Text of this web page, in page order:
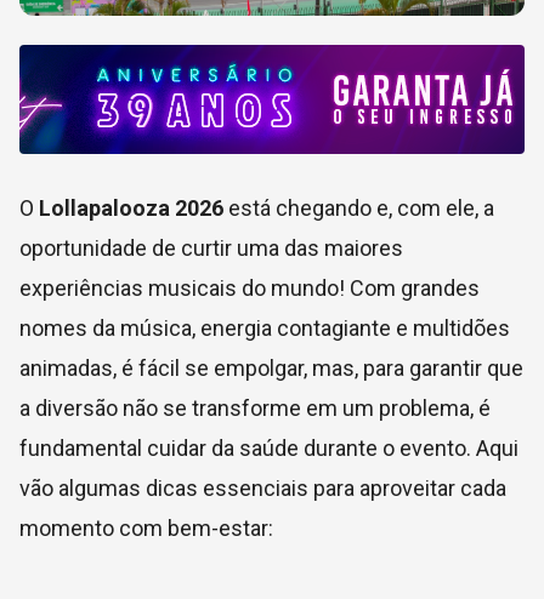
O Lollapalooza 2026 está chegando e, com ele, a
oportunidade de curtir uma das maiores
experiências musicais do mundo! Com grandes
nomes da música, energia contagiante e multidões
animadas, é fácil se empolgar, mas, para garantir que
a diversão não se transforme em um problema, é
fundamental cuidar da saúde durante o evento. Aqui
vão algumas dicas essenciais para aproveitar cada
momento com bem-estar: